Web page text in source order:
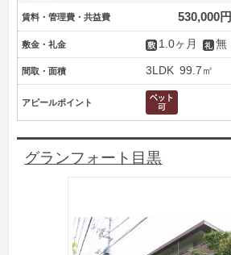
賃料・管理費・共益費 530,000円
敷金・礼金 1.0ヶ月 無
間取・面積 3LDK 99.7㎡
アピールポイント
グランフォート目黒